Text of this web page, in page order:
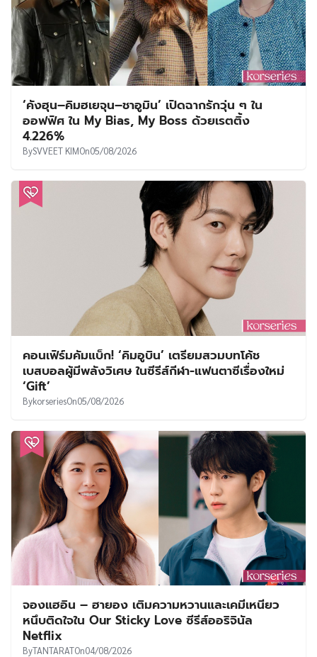
‘คังฮุน–คิมฮเยจุน–ชาอูมิน’ เปิดฉากรักวุ่น ๆ ใน
ออฟฟิศ ใน My Bias, My Boss ด้วยเรตติ้ง
4.226%
BySVVEET KIMOn05/08/2026
คอนเฟิร์มคัมแบ็ก! ‘คิมอูบิน’ เตรียมสวมบทโค้ช
เบสบอลผู้มีพลังวิเศษ ในซีรีส์กีฬา-แฟนตาซีเรื่องใหม่
‘Gift’
BykorseriesOn05/08/2026
จองแฮอิน – ฮายอง เติมความหวานและเคมีเหนียว
หนึบติดใจใน Our Sticky Love ซีรีส์ออริจินัล
Netflix
ByTANTARATOn04/08/2026